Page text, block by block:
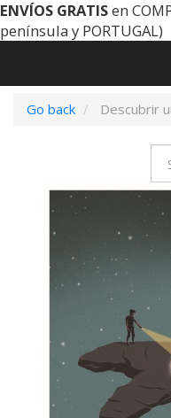
ENVÍOS GRATISen
península y PORTUGAL)
Go back
Descubrir